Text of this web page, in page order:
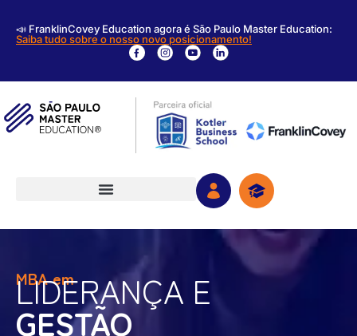
📣 FranklinCovey Education agora é São Paulo Master Education:
Saiba tudo sobre o nosso novo posicionamento!
MBA em
LIDERANÇA E
GESTÃO